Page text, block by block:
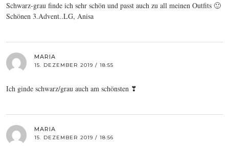
Schwarz-grau finde ich sehr schön und passt auch zu all meinen Outfits 🙂
Schönen 3.Advent..LG, Anisa
MARIA
15. DEZEMBER 2019 / 18:55
Ich ginde schwarz/grau auch am schönsten ❣
MARIA
15. DEZEMBER 2019 / 18:56